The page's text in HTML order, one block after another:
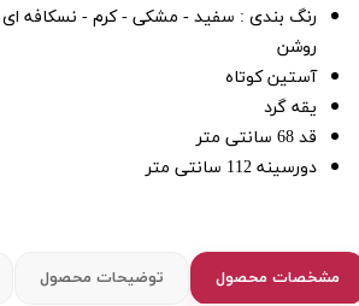
رنگ بندی : سفید - مشکی - کرم - نسکافه
روشن
آستین کوتاه
یقه گرد
قد 68 سانتی متر
دورسینه 112 سانتی متر
مشخصات محصول توضیحات محصول